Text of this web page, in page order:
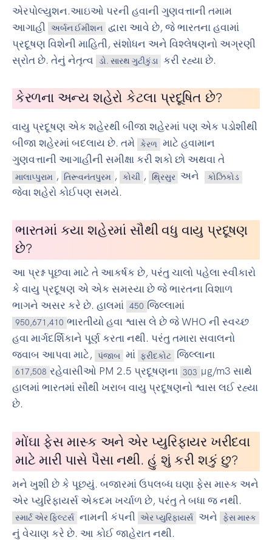
એરપોલ્યુશન.આઇઓ પરની હવાની ગુણવત્તાની તમામ
આગાહી
અર્બન ઈમીશન
દ્વારા આવે છે, જે ભારતના હવામાં
પ્રદૂષણ વિશેની માહિતી, સંશોધન અને વિશ્લેષણનો અગ્રણી
સ્રોત છે. તેનું નેતૃત્વ
ડો. સારથ ગુટીકુંડા કરી રહ્યા છે.
કેરળના અન્ય શહેરો કેટલા પ્રદૂષિત છે?
વાયુ પ્રદૂષણ એક શહેરથી બીજા શહેરમાં પણ એક પડોશીથી
બીજા શહેરમાં બદલાય છે. તમે કેરળ
માટે હવામાન
ગુણવત્તાની આગાહીની સમીક્ષા કરી શકો છો અથવા તે
માલાપ્પુરામ , તિરૂવનંતપુરમ , કોચી , થ્રિસુર અને કોઝિકોડ
જેવા શહેરો કોઈપણ સમયે.
ભારતમાં કયા શહેરમાં સૌથી વધુ વાયુ પ્રદૂષણ
છે?
આ પ્રશ્ન પૂછવા માટે તે આકર્ષક છે, પરંતુ ચાલો પહેલા સ્વીકારો
કે વાયુ પ્રદૂષણ એ એક સમસ્યા છે જે ભારતના વિશાળ
ભાગને અસર કરે છે. હાલમાં 450 જિલ્લામાં
950,671,410 ભારતીયો હવા શ્વાસ લે છે જે WHO ની સ્વચ્છ
હવા માર્ગદર્શિકાને પૂર્ણ કરતા નથી. પરંતુ તમારા સવાલનો
જવાબ આપવા માટે,
પંજાબ માં ફરીદકોટ જિલ્લાના
617,508 રહેવાસીઓ PM 2.5 પ્રદૂષણના 303 µg/m3 સાથે
હાલમાં ભારતમાં સૌથી ખરાબ વાયુ પ્રદૂષણનો શ્વાસ લઈ રહ્યા
છે.
મોંઘા ફેસ માસ્ક અને એર પ્યુરિફાયર ખરીદવા
માટે મારી પાસે પૈસા નથી. હું શું કરી શકું છુ?
મને ખુશી છે કે પૂછયું. બજારમાં ઉપલબ્ધ ઘણા ફેસ માસ્ક અને
એર પ્યુરિફાયર્સ એકદમ ખર્ચાળ છે, પરંતુ તે બધા જ નથી.
સ્માર્ટ એર ફિલ્ટર્સ નામની કંપની એર પ્યુરિફાયર્સ અને ફેસ માસ્ક
નું વેચાણ કરે છે. આ કોઈ જાહેરાત નથી.